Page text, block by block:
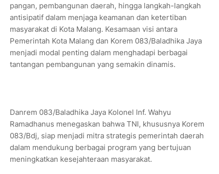
pangan, pembangunan daerah, hingga langkah-langkah
antisipatif dalam menjaga keamanan dan ketertiban
masyarakat di Kota Malang. Kesamaan visi antara
Pemerintah Kota Malang dan Korem 083/Baladhika Jaya
menjadi modal penting dalam menghadapi berbagai
tantangan pembangunan yang semakin dinamis.
Danrem 083/Baladhika Jaya Kolonel Inf. Wahyu
Ramadhanus menegaskan bahwa TNI, khususnya Korem
083/Bdj, siap menjadi mitra strategis pemerintah daerah
dalam mendukung berbagai program yang bertujuan
meningkatkan kesejahteraan masyarakat.